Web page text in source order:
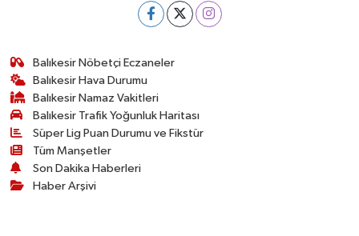
Balıkesir Nöbetçi Eczaneler
Balıkesir Hava Durumu
Balıkesir Namaz Vakitleri
Balıkesir Trafik Yoğunluk Haritası
Süper Lig Puan Durumu ve Fikstür
Tüm Manşetler
Son Dakika Haberleri
Haber Arşivi